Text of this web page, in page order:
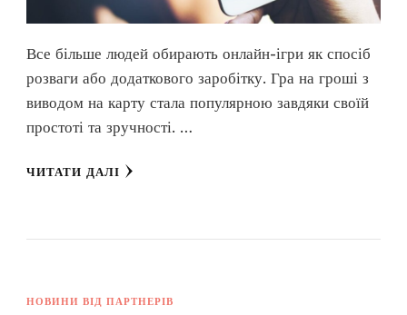
Все більше людей обирають онлайн-ігри як спосіб
розваги або додаткового заробітку. Гра на гроші з
виводом на карту стала популярною завдяки своїй
простоті та зручності. …
ЧИТАТИ ДАЛІ
НОВИНИ ВІД ПАРТНЕРІВ